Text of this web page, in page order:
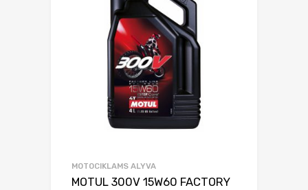
MOTOCIKLAMS ALYVA
MOTUL 300V 15W60 FACTORY